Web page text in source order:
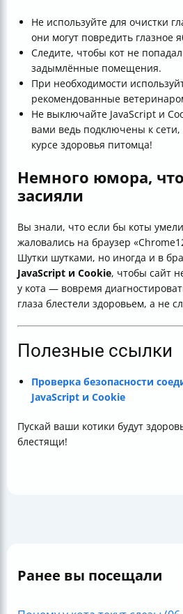
Не используйте для очистки
они могут повредить глазное
Следите, чтобы кот не
задымлённые помещения.
При необходимости
рекомендованные
Не выключайте JavaScript и
вами ведь подключены к сети,
курсе здоровья питомца!
Немного юмора,
засияли
Вы знали, что если бы коты
жаловались на браузер
Шутки шутками, но иногда и в
JavaScript и Cookie, чтобы сайт
у кота — вовремя
глаза блестели здоровьем, а не
Полезные ссылки
Проверка безопасности
JavaScript и Cookie
Пускай ваши котики будут
блестящи!
Ранее вы посещали